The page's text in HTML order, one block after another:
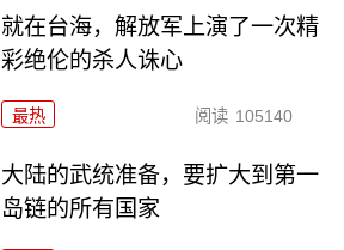
就在台海，解放军上演了一次精
彩绝伦的杀人诛心
最热 阅读 105140
大陆的武统准备，要扩大到第一
岛链的所有国家